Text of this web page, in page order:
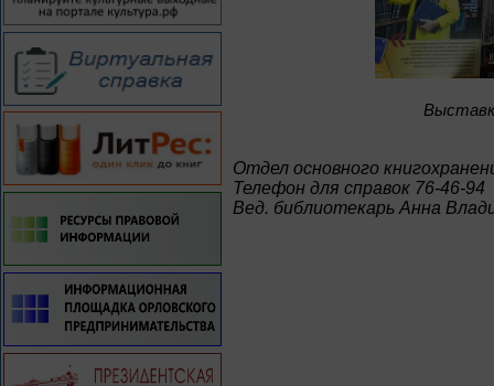
Отдел основного
Телефон для справок 76-46-94
Вед. библиотекарь Анна